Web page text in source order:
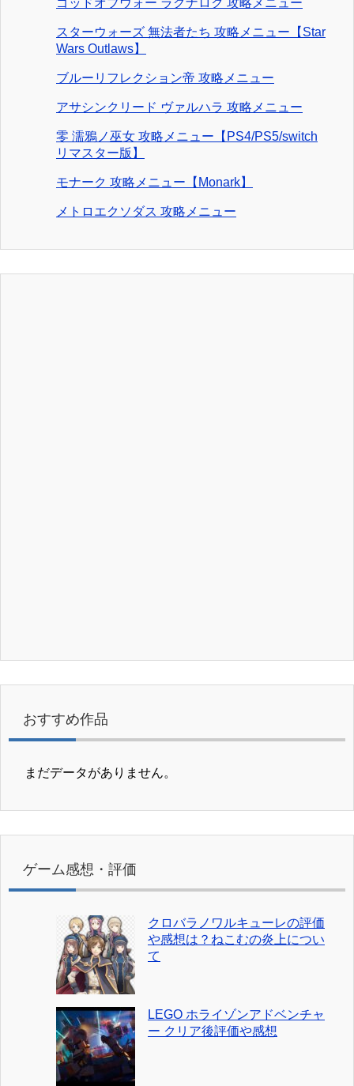
スターウォーズ 無法者たち 攻略メニュー【Star
Wars Outlaws】
ブルーリフレクション帝 攻略メニュー
アサシンクリード ヴァルハラ 攻略メニュー
零 濡鴉ノ巫女 攻略メニュー【PS4/PS5/switch
リマスター版】
モナーク 攻略メニュー【Monark】
メトロエクソダス 攻略メニュー
おすすめ作品
まだデータがありません。
ゲーム感想・評価
クロバラノワルキューレの評価
や感想は？ねこむの炎上につい
て
LEGO ホライゾンアドベンチャ
ー クリア後評価や感想